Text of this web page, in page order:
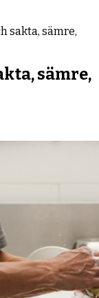
sakta, sämre,
sämre,